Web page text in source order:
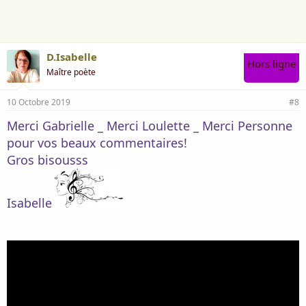
D.Isabelle
Maître poète
Hors ligne
10 Octobre 2019 #8
Merci Gabrielle _ Merci Loulette _ Merci Personne
pour vos beaux commentaires!
Gros bisousss
Isabelle